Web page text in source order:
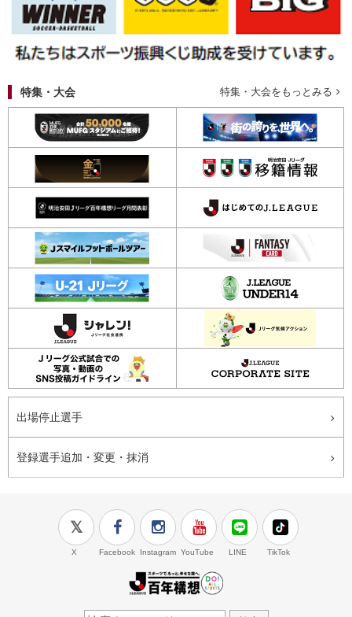
特集・大会 特集・大会をもっとみる
出場停止選手
登録選手追加・変更・抹消
X Facebook Instagram YouTube LINE TikTok